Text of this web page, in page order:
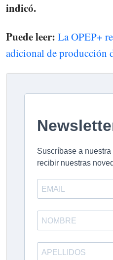
indicó.
Puede leer: La OPEP+
adicional de producción